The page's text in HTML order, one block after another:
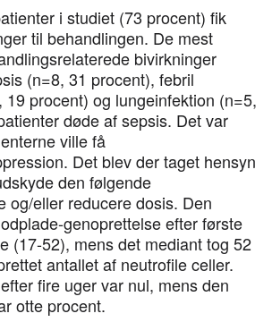
i studiet (73 procent) fik
til behandlingen. De mest
bivirkninger
(n=8, 31 procent), febril
19 procent) og lungeinfektion (n=5,
døde af sepsis. Det var
ville få
Det blev der taget hensyn
den følgende
og/eller reducere dosis. Den
genoprettelse efter første
(17-52), mens det mediant tog 52
antallet af neutrofile celler.
fire uger var nul, mens den
otte procent.